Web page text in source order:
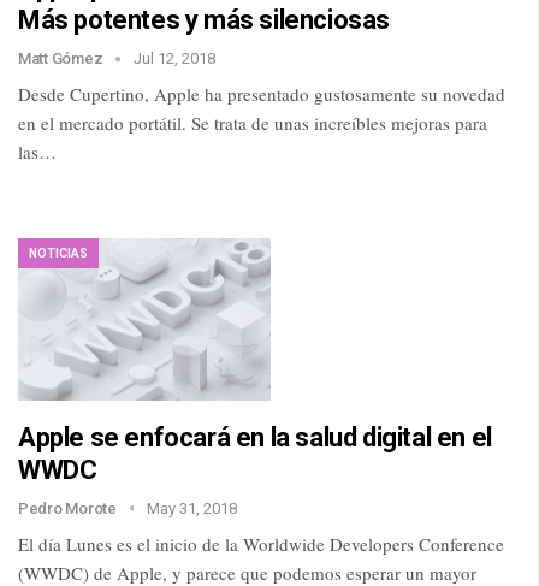
Más potentes y más silenciosas
Matt Gómez Jul 12, 2018
Desde Cupertino, Apple ha presentado gustosamente su novedad
en el mercado portátil. Se trata de unas increíbles mejoras para
las…
NOTICIAS
Apple se enfocará en la salud digital en el
WWDC
Pedro Morote May 31, 2018
El día Lunes es el inicio de la Worldwide Developers Conference
(WWDC) de Apple, y parece que podemos esperar un mayor